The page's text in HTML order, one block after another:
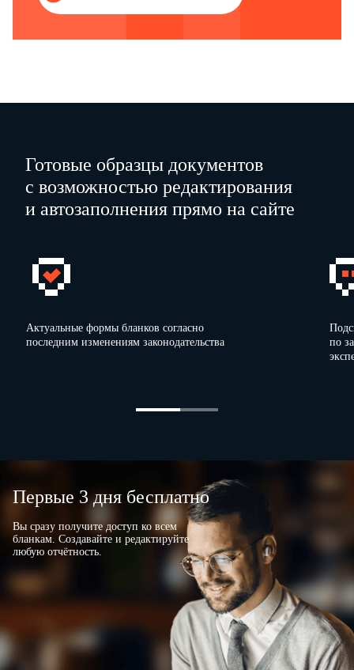
Готовые образцы документов
с возможностью редактирования
и автозаполнения прямо на сайте
Актуальные формы бланков согласно
последним изменениям законодательства
по
Первые 3 дня бесплатно
Вы сразу получите доступ ко всем
бланкам. Создавайте и редактируйте
любую отчётность.